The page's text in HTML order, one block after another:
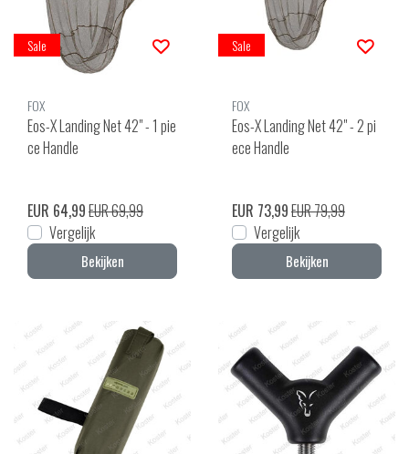
Sale
FOX
Eos-X Landing Net 42" - 1 pie
ce Handle
EUR 64,99EUR 69,99
Vergelijk
Bekijken
Sale
FOX
Eos-X Landing Net 42" - 2 pi
ece Handle
EUR 73,99EUR 79,99
Vergelijk
Bekijken